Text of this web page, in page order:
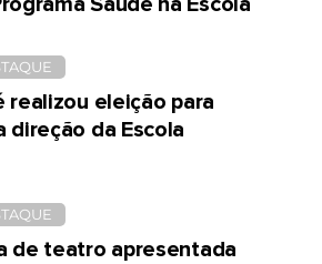
realizou eleição para
direção da Escola
de teatro apresentada